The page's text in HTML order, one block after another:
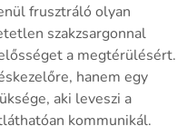
frusztráló olyan
szakzsargonnal
a megtérülésért.
hanem egy
aki leveszi a
kommunikál.